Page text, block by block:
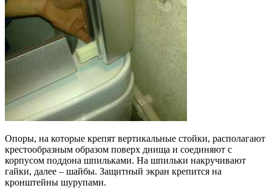
Опоры, на которые крепят вертикальные стойки, располагают
крестообразным образом поверх днища и соединяют с
корпусом поддона шпильками. На шпильки накручивают
гайки, далее – шайбы. Защитный экран крепится на
кронштейны шурупами.